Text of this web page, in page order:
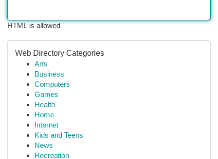
HTML is allowed
Web Directory Categories
Arts
Business
Computers
Games
Health
Home
Internet
Kids and Teens
News
Recreation